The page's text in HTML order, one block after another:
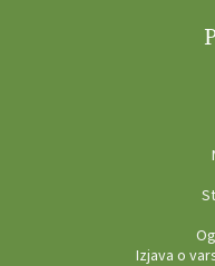
Izjava o